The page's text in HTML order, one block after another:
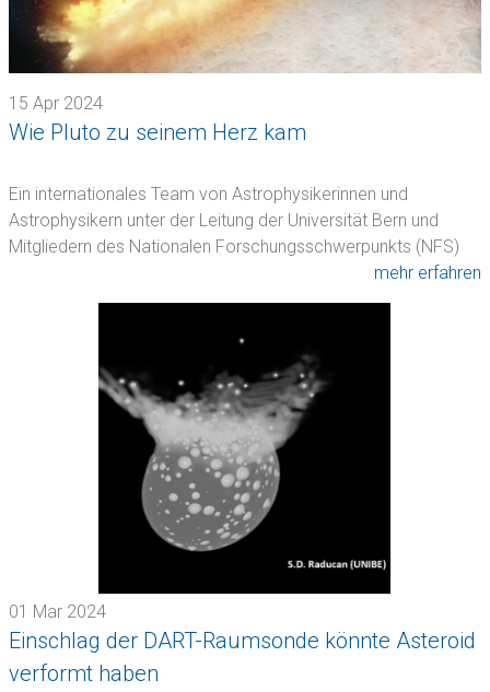
15 Apr 2024
Wie Pluto zu seinem Herz kam
Ein internationales Team von Astrophysikerinnen und
Astrophysikern unter der Leitung der Universität Bern und
Mitgliedern des Nationalen Forschungsschwerpunkts (NFS)
mehr erfahren
01 Mar 2024
Einschlag der DART-Raumsonde könnte Asteroid
verformt haben